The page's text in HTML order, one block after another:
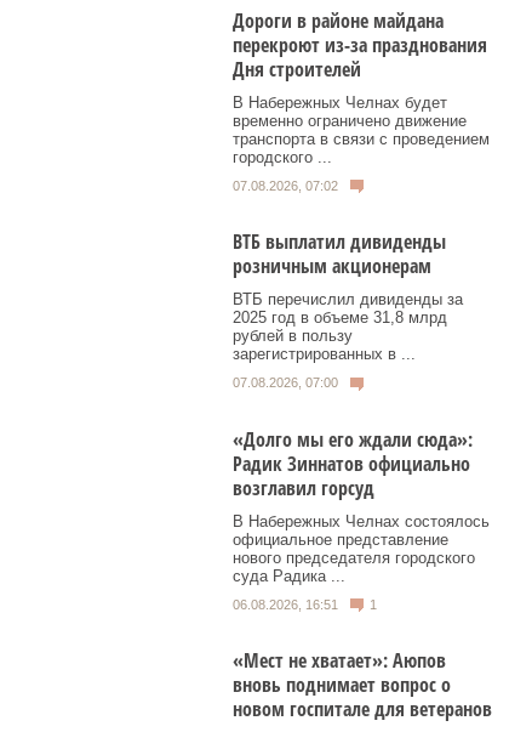
Дороги в районе майдана
перекроют из-за празднования
Дня строителей
В Набережных Челнах будет
временно ограничено движение
транспорта в связи с проведением
городского ...
07.08.2026, 07:02
ВТБ выплатил дивиденды
розничным акционерам
ВТБ перечислил дивиденды за
2025 год в объеме 31,8 млрд
рублей в пользу
зарегистрированных в ...
07.08.2026, 07:00
«Долго мы его ждали сюда»:
Радик Зиннатов официально
возглавил горсуд
В Набережных Челнах состоялось
официальное представление
нового председателя городского
суда Радика ...
06.08.2026, 16:51 1
«Мест не хватает»: Аюпов
вновь поднимает вопрос о
новом госпитале для ветеранов